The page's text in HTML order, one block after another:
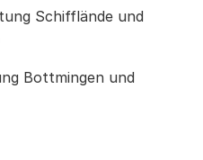
Schifflände und
Bottmingen und